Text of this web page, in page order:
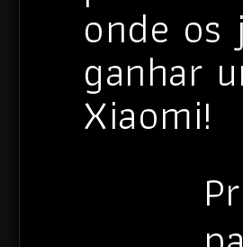
onde os
ganhar
Xiaomi!